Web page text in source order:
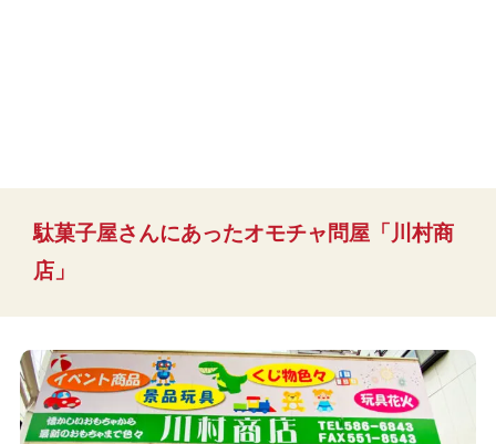
駄菓子屋さんにあったオモチャ問屋「川村商
店」